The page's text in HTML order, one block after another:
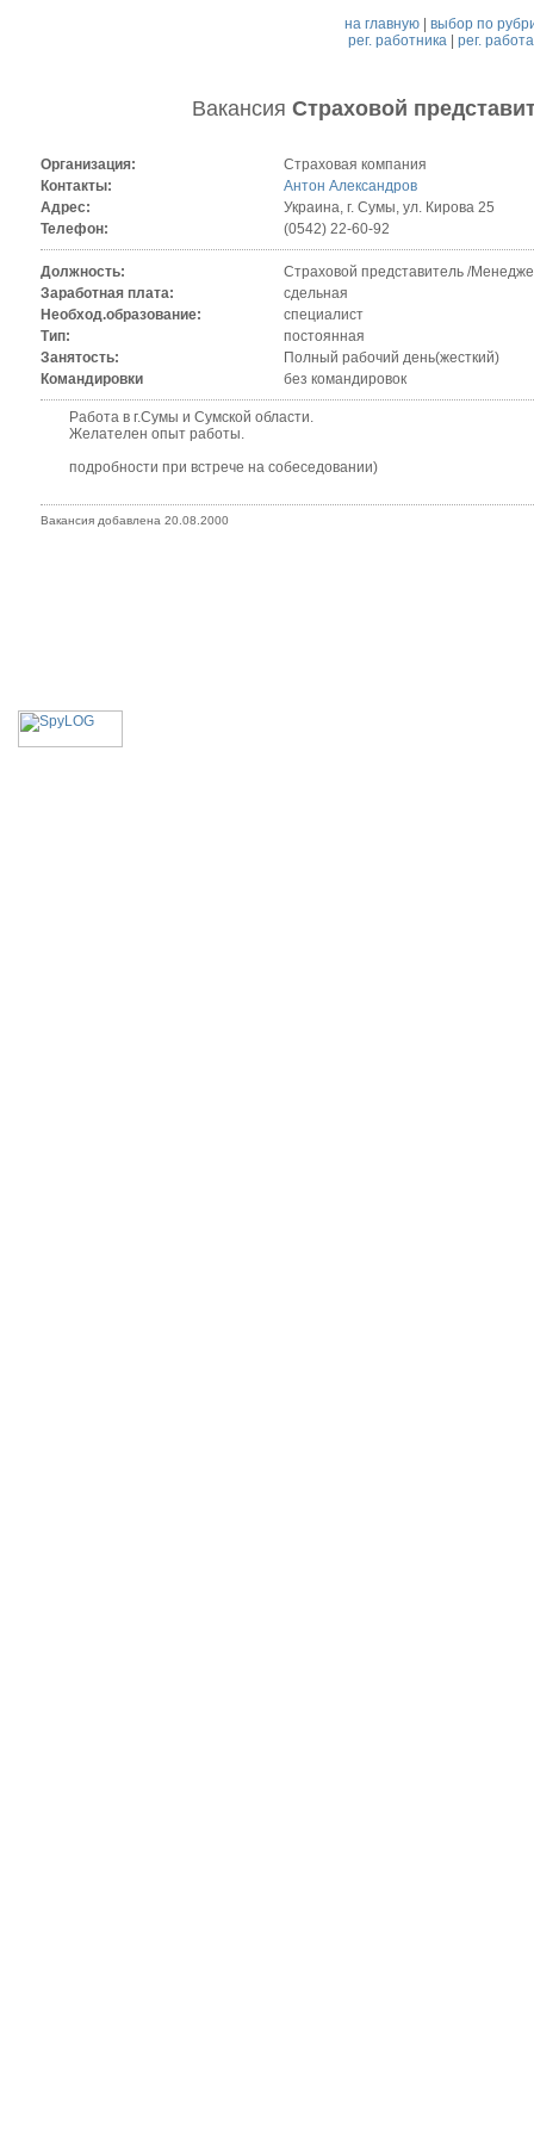
на главную |выбор по
рег. работника| рег.
ВакансияСтраховой
Организация:
Страховая компания
Контакты:
Антон Александров
Адрес:
Украина, г. Сумы, ул. Кирова 25
Телефон:
(0542) 22-60-92
Должность:
Страховой представитель /
Заработная плата:
сдельная
Необход.образование:
специалист
Тип:
постоянная
Занятость:
Полный рабочий день(жесткий)
Командировки
без командировок
Работа в г.Сумы и Сумской области.
Желателен опыт работы.
подробности при встрече на собеседовании)
Вакансия добавлена 20.08.2000